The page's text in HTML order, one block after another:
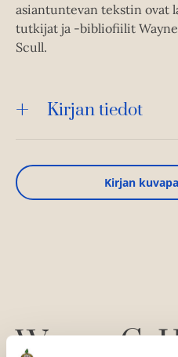
asiantuntevan tekstin ovat
tutkijat ja -bibliofiilit
Scull.
Kirjan tiedot
Kirjan
Wayne G.